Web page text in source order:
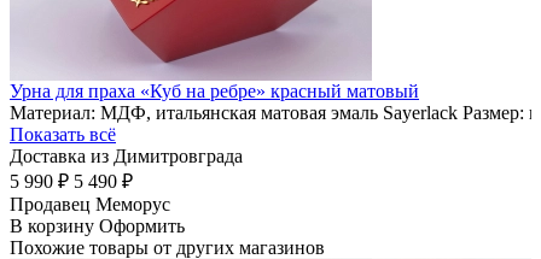
Урна для праха «Куб на ребре» красный матовый
Материал: МДФ, итальянская матовая эмаль Sayerlack
Показать всё
Доставка из Димитровграда
5 990 ₽ 5 490 ₽
Продавец Меморус
В корзину Оформить
Похожие товары от других магазинов